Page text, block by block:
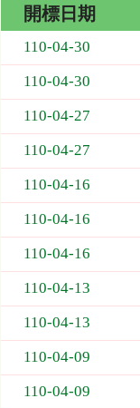
購
表，
位
為：
期、
標
開標日期
110-04-30
110-04-30
110-04-27
110-04-27
110-04-16
110-04-16
110-04-16
110-04-13
110-04-13
110-04-09
110-04-09